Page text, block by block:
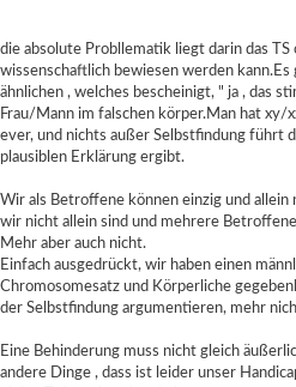
die absolute Probllematik liegt darin das TS
wissenschaftlich bewiesen werden kann.Es
ähnlichen , welches bescheinigt, " ja , das
Frau/Mann im falschen körper.Man hat xy/
ever, und nichts außer Selbstfindung führt
plausiblen Erklärung ergibt.
Wir als Betroffene können einzig und allein
wir nicht allein sind und mehrere
Mehr aber auch nicht.
Einfach ausgedrückt, wir haben einen
Chromosomesatz und Körperliche
der Selbstfindung argumentieren, mehr
Eine Behinderung muss nicht gleich
andere Dinge , dass ist leider unser